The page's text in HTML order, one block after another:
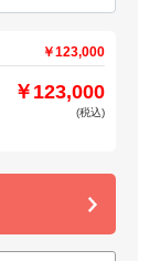
￥123,000
￥123,000
(税込)